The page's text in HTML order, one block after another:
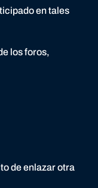
en tales
los foros,
de enlazar otra